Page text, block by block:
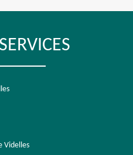
Videlles